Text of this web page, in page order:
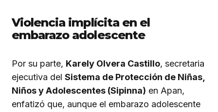
Violencia implícita en el
embarazo adolescente
Por su parte, Karely Olvera Castillo, secretaria
ejecutiva del Sistema de Protección de Niñas,
Niños y Adolescentes (Sipinna) en Apan,
enfatizó que, aunque el embarazo adolescente